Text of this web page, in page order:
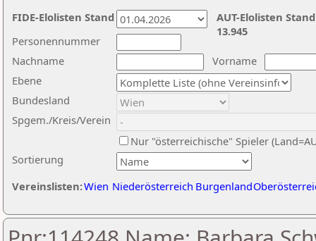
Nachname
Vorname
Ebene
Sortierung
Personennummer
Bundesland
Spgem./Kreis/Verein
Nur "österreichische" Spieler
Vereinslisten:Wien Niederösterreich Burgenland
AUT-Elolisten
13.945
FIDE-Elolisten Stand